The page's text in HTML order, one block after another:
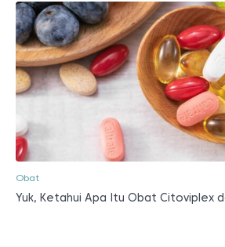
Obat
Yuk, Ketahui Apa Itu Obat Citoviplex